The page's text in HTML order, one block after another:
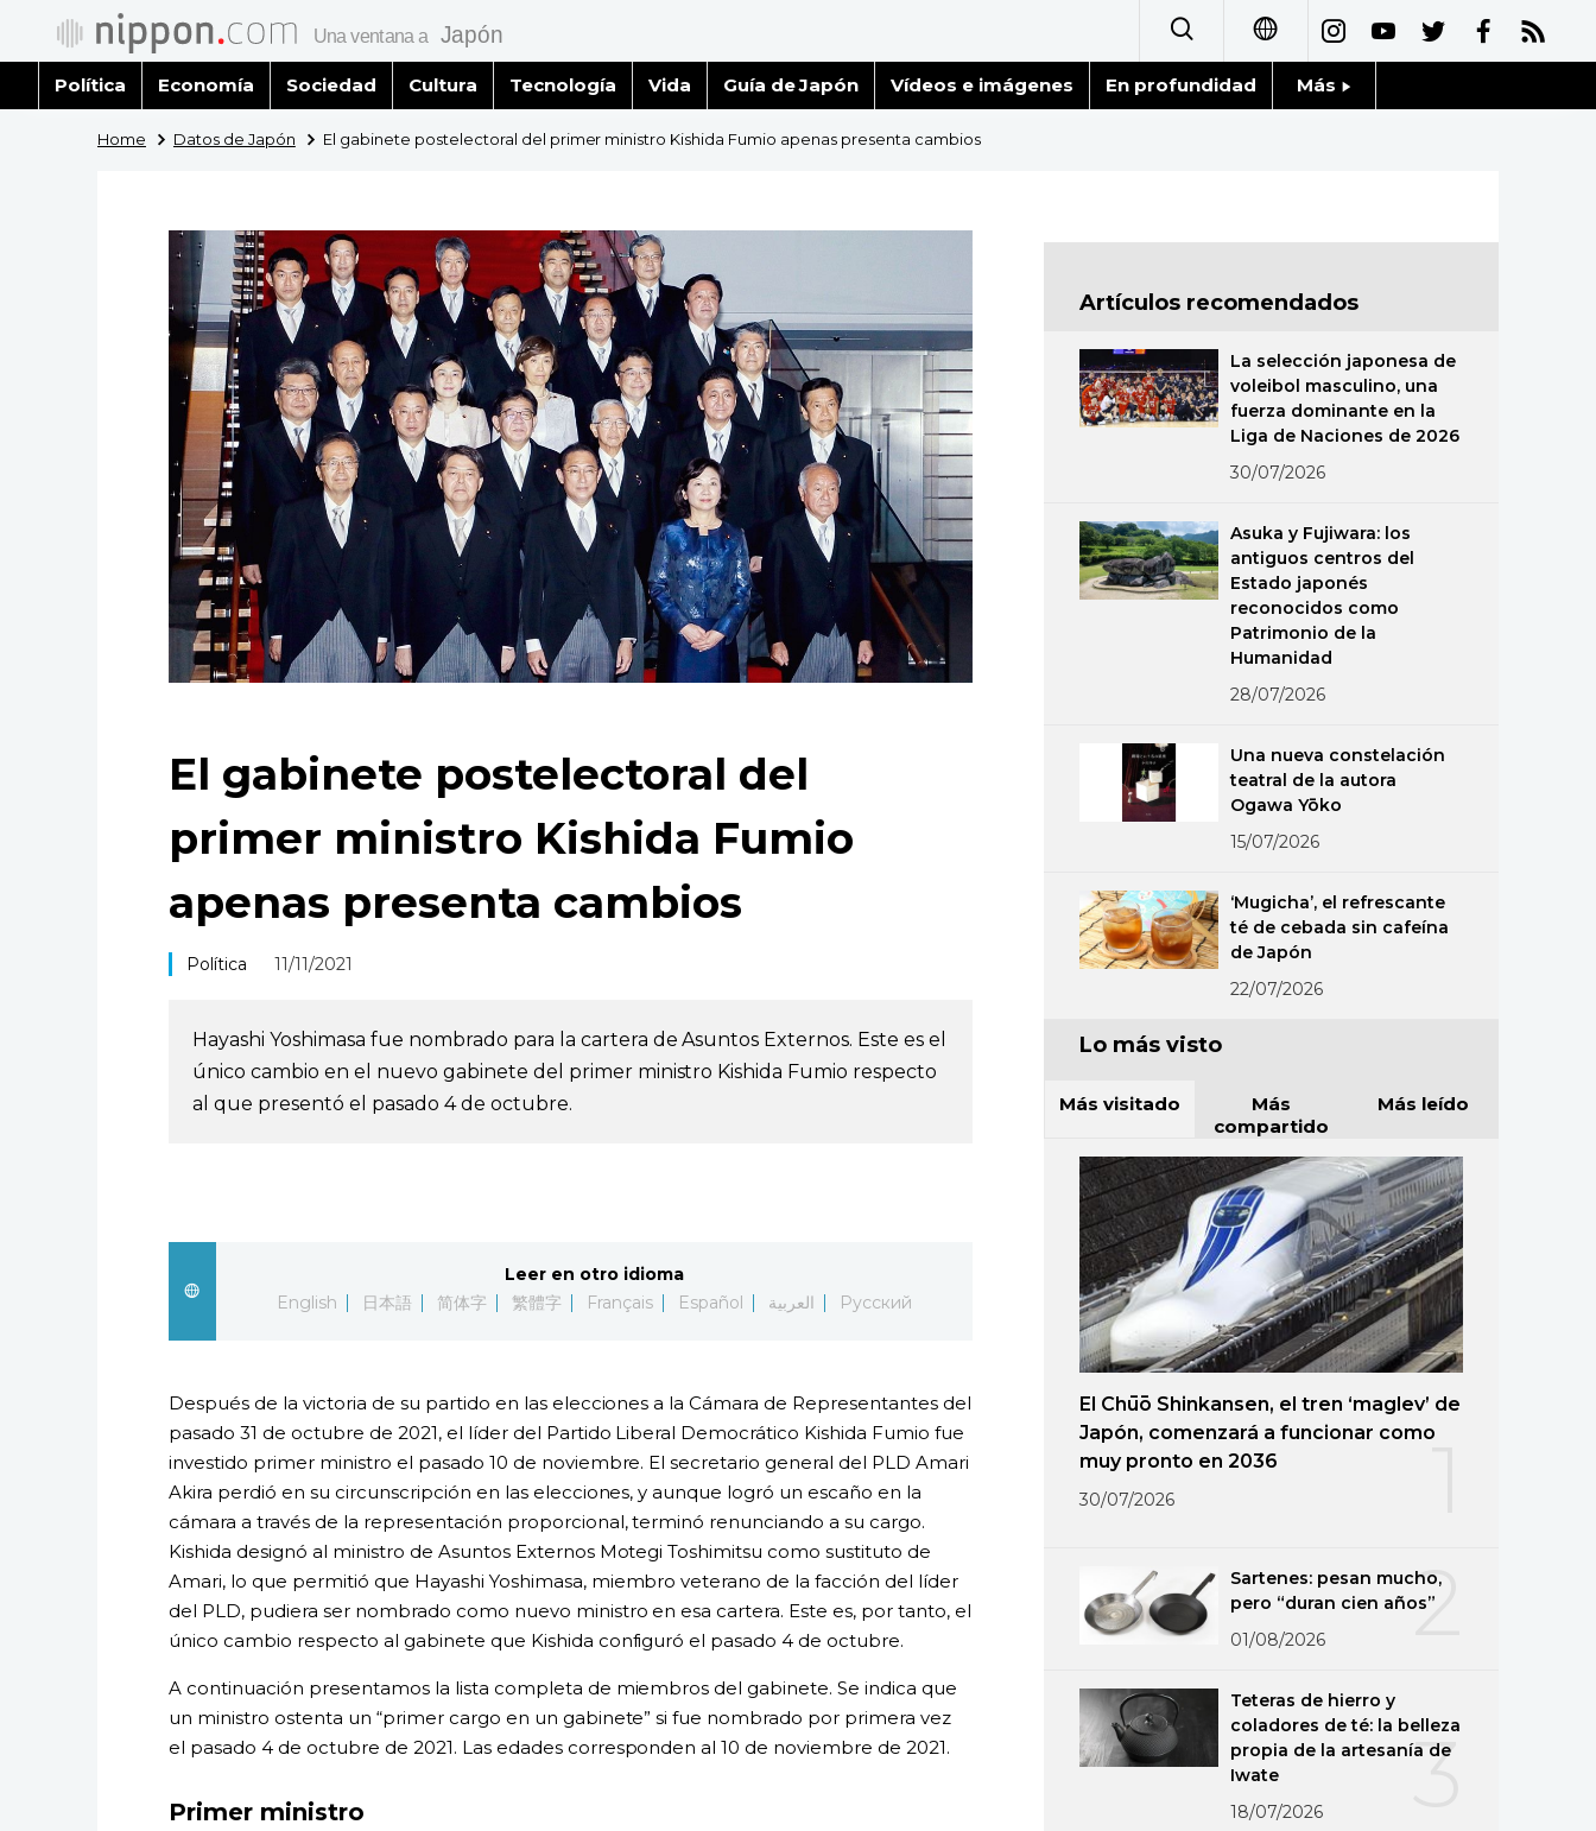
日本語
العربية
Política Economía Sociedad Cultura Tecnología Vida Guía de Japón Vídeos e imágenes En profundidad Más
Blog
Tokio
Home Datos de Japón El gabinete postelectoral del primer ministro Kishida Fumio apenas presenta cambios
El gabinete postelectoral del
primer ministro Kishida Fumio
apenas presenta cambios
Política 11/11/2021
Hayashi Yoshimasa fue nombrado para la cartera de Asuntos Externos. Este es el
único cambio en el nuevo gabinete del primer ministro Kishida Fumio respecto
al que presentó el pasado 4 de octubre.
Leer en otro idioma
English
日本語 简体字 繁體字 Français Español العربية Русский
Después de la victoria de su partido en las elecciones a la Cámara de Representantes del
pasado 31 de octubre de 2021, el líder del Partido Liberal Democrático Kishida Fumio fue
investido primer ministro el pasado 10 de noviembre. El secretario general del PLD Amari
Akira perdió en su circunscripción en las elecciones, y aunque logró un escaño en la
cámara a través de la representación proporcional, terminó renunciando a su cargo.
Kishida designó al ministro de Asuntos Externos Motegi Toshimitsu como sustituto de
Amari, lo que permitió que Hayashi Yoshimasa, miembro veterano de la facción del líder
del PLD, pudiera ser nombrado como nuevo ministro en esa cartera. Este es, por tanto, el
único cambio respecto al gabinete que Kishida configuró el pasado 4 de octubre.
A continuación presentamos la lista completa de miembros del gabinete. Se indica que
un ministro ostenta un “primer cargo en un gabinete” si fue nombrado por primera vez
el pasado 4 de octubre de 2021. Las edades corresponden al 10 de noviembre de 2021.
Primer ministro
Artículos recomendados
La selección japonesa de
voleibol masculino, una
fuerza dominante en la
Liga de Naciones de 2026
30/07/2026
Asuka y Fujiwara: los
antiguos centros del
Estado japonés
reconocidos como
Patrimonio de la
Humanidad
28/07/2026
Una nueva constelación
teatral de la autora
Ogawa Yōko
15/07/2026
‘Mugicha’, el refrescante
té de cebada sin cafeína
de Japón
22/07/2026
Lo más visto
Más visitado
Más
compartido
Más leído
El Chūō Shinkansen, el tren ‘maglev’ de
Japón, comenzará a funcionar como
muy pronto en 2036
30/07/2026
2
Sartenes: pesan mucho,
pero “duran cien años”
01/08/2026
3
Teteras de hierro y
coladores de té: la belleza
propia de la artesanía de
Iwate
18/07/2026